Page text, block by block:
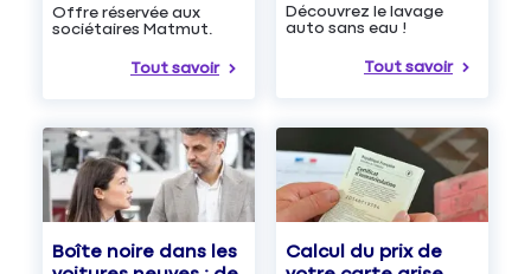
Offre réservée aux
sociétaires Matmut.
Tout savoir
Découvrez le lavage
auto sans eau !
Tout savoir
Boîte noire dans les
Calcul du prix de